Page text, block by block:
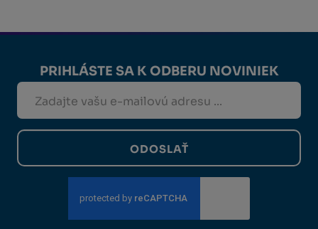
PRIHLÁSTE SA K ODBERU NOVINIEK
ODOSLAŤ